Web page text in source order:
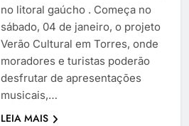
no litoral gaúcho . Começa no
sábado, 04 de janeiro, o projeto
Verão Cultural em Torres, onde
moradores e turistas poderão
desfrutar de apresentações
musicais,…
LEIA MAIS